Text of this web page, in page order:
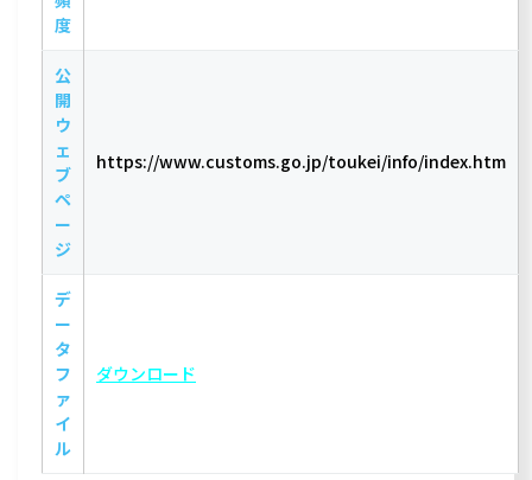
度
公
開
ウ
ェ
ブ
ペ
ー
ジ
https://www.customs.go.jp/toukei/info/index.htm
デ
ー
タ
フ
ァ
イ
ル
ダウンロード